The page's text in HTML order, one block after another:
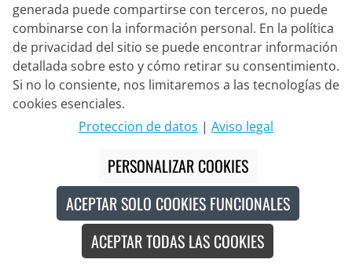
CASTELLI
Set infantil (2 piezas) SOUDAL
QUICK-STEP 2026
132,95 € 144,90 €
Novedad
generada puede compartirse con terceros, no puede
combinarse con la información personal. En la política
de privacidad del sitio se puede encontrar información
detallada sobre esto y cómo retirar su consentimiento.
Si no lo consiente, nos limitaremos a las tecnologías de
cookies esenciales.
Proteccion de datos | Aviso legal
PERSONALIZAR COOKIES
ACEPTAR SOLO COOKIES FUNCIONALES
ACEPTAR TODAS LAS COOKIES